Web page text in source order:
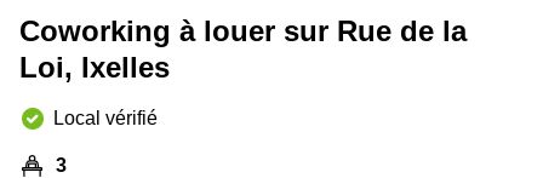
Coworking à louer sur Rue de la
Loi, Ixelles
Local vérifié
3